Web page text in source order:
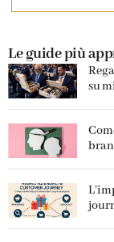
Le guide più
su